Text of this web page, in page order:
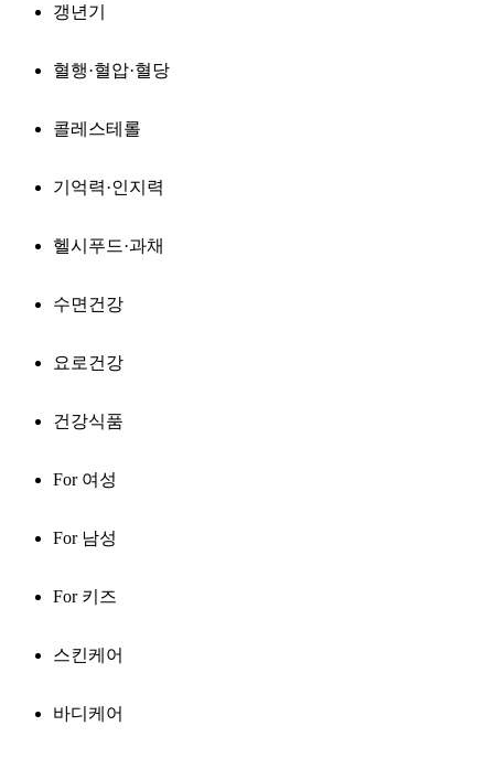
갱년기
혈행·혈압·혈당
콜레스테롤
기억력·인지력
헬시푸드·과채
수면건강
요로건강
건강식품
For 여성
For 남성
For 키즈
스킨케어
바디케어